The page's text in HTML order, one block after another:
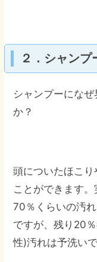
２．シャン
シャンプーにな
か？
頭についたほこ
ことができます
70％くらいの汚
ですが、残り20
性)汚れは予洗い